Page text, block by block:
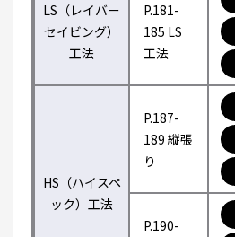
LS（レイバー
セイビング）
工法
P.181-
185 LS
工法
HS（ハイスペ
ック）工法
P.187-
189 縦張
り
P.190-